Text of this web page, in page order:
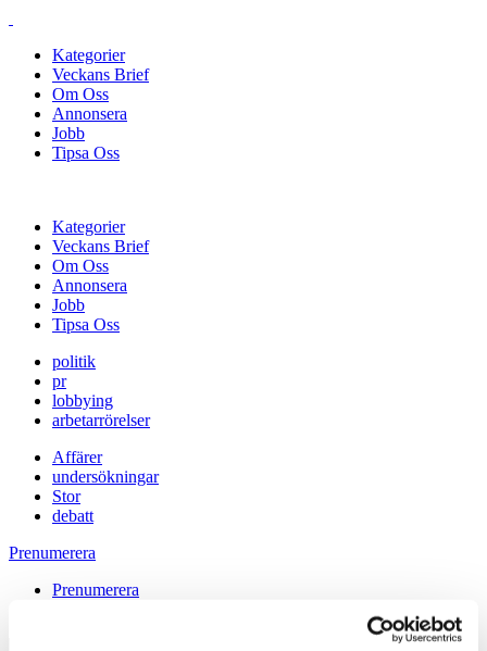
Kategorier
Veckans Brief
Om Oss
Annonsera
Jobb
Tipsa Oss
Kategorier
Veckans Brief
Om Oss
Annonsera
Jobb
Tipsa Oss
politik
pr
lobbying
arbetarrörelser
Affärer
undersökningar
Stor
debatt
Prenumerera
Prenumerera